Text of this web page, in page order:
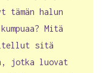
tämän halun
Mitä
sitä
jotka luovat